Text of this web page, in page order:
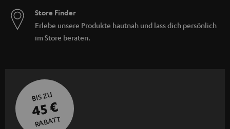
Store Finder
Erlebe unsere Produkte hautnah und lass dich persönlich
im Store beraten.
BIS ZU
45 €
RABATT